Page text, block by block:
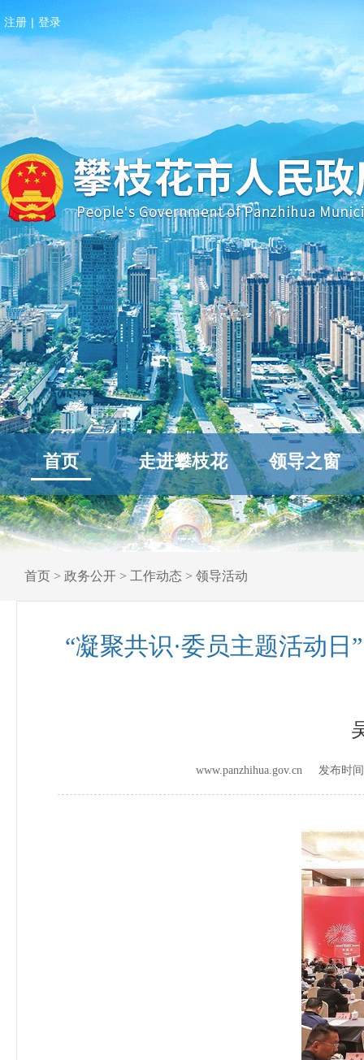
注册 | 登录
首页 走进攀枝花 领导之窗
首页 > 政务公开 > 工作动态 > 领导活动
“凝聚共识·委员主题活动
www.panzhihua.gov.cn 发布时